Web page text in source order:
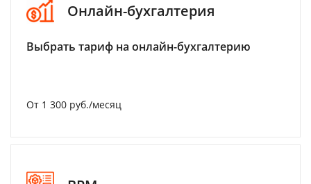
Онлайн-бухгалтерия
Выбрать тариф на онлайн-бухгалтерию
От 1 300 руб./месяц